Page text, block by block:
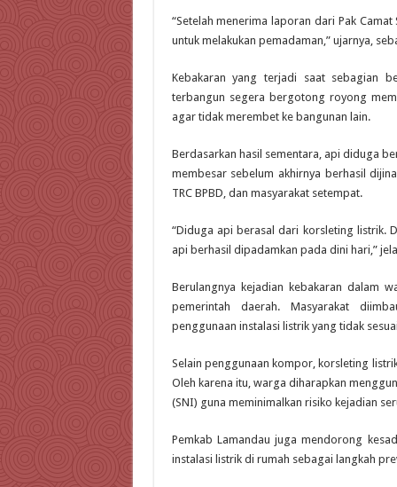
“Setelah menerima laporan dari Pak
untuk melakukan pemadaman,” ujarnya,
Kebakaran yang terjadi saat sebagian
terbangun segera bergotong royong
agar tidak merembet ke bangunan lain.
Berdasarkan hasil sementara, api diduga
membesar sebelum akhirnya berhasil
TRC BPBD, dan masyarakat setempat.
“Diduga api berasal dari korsleting listrik.
api berhasil dipadamkan pada dini hari,”
Berulangnya kejadian kebakaran dalam
pemerintah daerah. Masyarakat
penggunaan instalasi listrik yang tidak
Selain penggunaan kompor, korsleting
Oleh karena itu, warga diharapkan
(SNI) guna meminimalkan risiko kejadian
Pemkab Lamandau juga mendorong
instalasi listrik di rumah sebagai langkah